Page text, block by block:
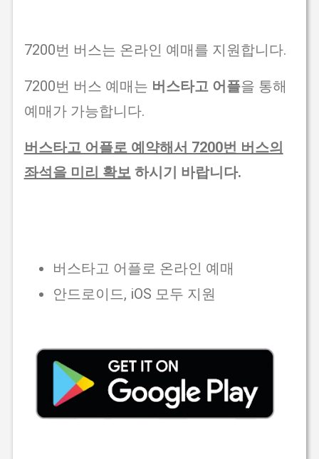
7200번 버스는 온라인 예매를 지원합니다.
7200번 버스 예매는 버스타고 어플을 통해
예매가 가능합니다.
버스타고 어플로 예약해서 7200번 버스의
좌석을 미리 확보 하시기 바랍니다.
버스타고 어플로 온라인 예매
안드로이드, iOS 모두 지원